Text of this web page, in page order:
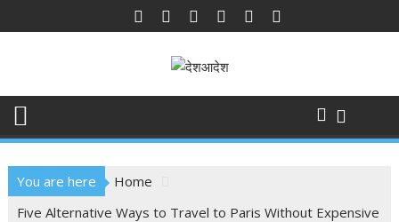
to
You are here
Home
Five Alternative Ways to Travel to Paris Without Expensive